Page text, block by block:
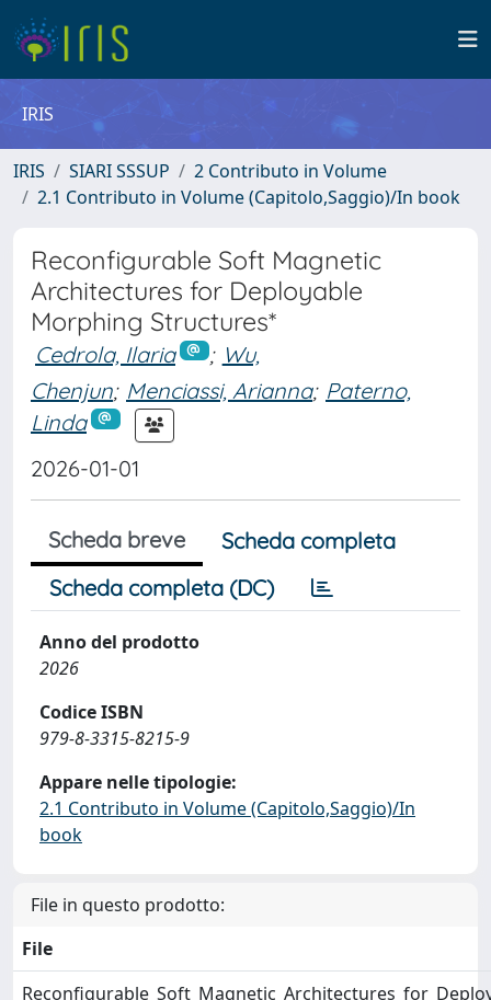
IRIS
IRIS SIARI SSSUP
2 Contributo in Volume
2.1 Contributo in Volume (Capitolo,Saggio)/In book
Reconfigurable Soft Magnetic
Architectures for Deployable
Morphing Structures*
Cedrola, Ilaria ; Wu,
Chenjun; Menciassi, Arianna; Paterno,
Linda
2026-01-01
Scheda breve
Scheda completa
Scheda completa (DC)
Anno del prodotto
2026
Codice ISBN
979-8-3315-8215-9
Appare nelle tipologie:
2.1 Contributo in Volume (Capitolo,Saggio)/In
book
File in questo prodotto:
File